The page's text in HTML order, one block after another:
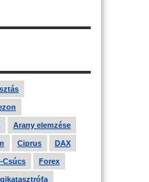
Arany elemzése
Ciprus DAX
Csúcs Forex